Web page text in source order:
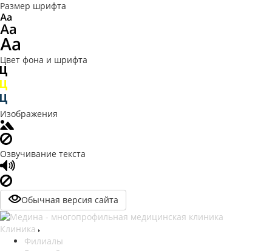
Размер шрифта
Цвет фона и шрифта
Изображения
Озвучивание текста
Обычная версия сайта
Клиника
Филиалы